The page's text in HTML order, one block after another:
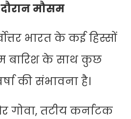
मौसम
भारत के कई हिस्सों
बारिश के साथ कुछ
की संभावना है।
गोवा, तटीय कर्नाटक